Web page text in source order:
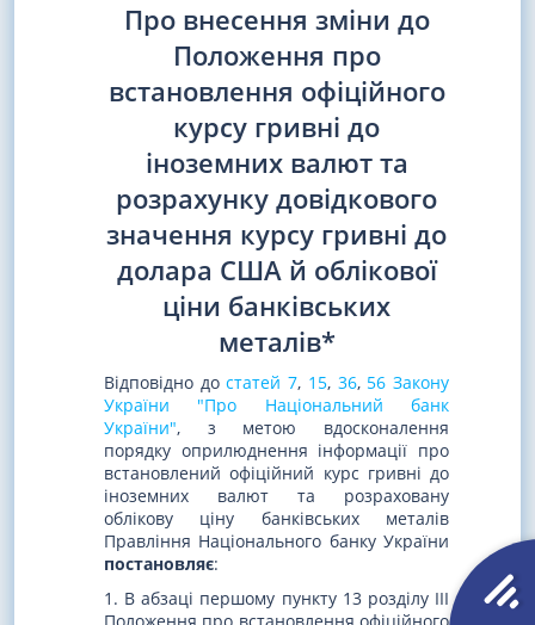
Про внесення зміни до
Положення про
встановлення офіційного
курсу гривні до
іноземних валют та
розрахунку довідкового
значення курсу гривні до
долара США й облікової
ціни банківських
металів*
Відповідно достатей 7, 15, 36, 56 Закону
України "Про Національний банк
України", з метою вдосконалення
порядку оприлюднення інформації про
встановлений офіційний курс гривні до
іноземних валют та розраховану
облікову ціну банківських металів
Правління Національного банку України
постановляє:
1. В абзаці першому пункту 13 розділу III